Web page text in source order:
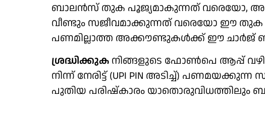
ബാലന്‍സ് തുക പൂജ്യമാകുന്നത് വരെയോ,
വീണ്ടും സജീവമാക്കുന്നത് വരെയോ ഈ തുക
പണമില്ലാത്ത അക്കൗണ്ടുകള്‍ക്ക് ഈ ചാര്‍ജ്
ശ്രദ്ധിക്കുക നിങ്ങളുടെ ഫോണ്‍പെ ആപ്പ് വഴി
നിന്ന് നേരിട്ട് (UPI PIN അടിച്ച്)
പുതിയ പരിഷ്‌കാരം യാതൊരുവിധത്തിലും